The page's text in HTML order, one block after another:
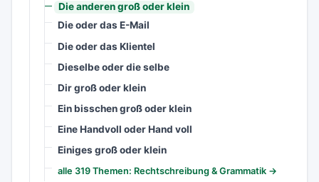
Die anderen groß oder klein
Die oder das E-Mail
Die oder das Klientel
Dieselbe oder die selbe
Dir groß oder klein
Ein bisschen groß oder klein
Eine Handvoll oder Hand voll
Einiges groß oder klein
alle 319 Themen: Rechtschreibung & Grammatik →